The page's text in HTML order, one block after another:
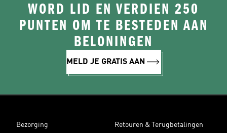
WORD LID EN VERDIEN 250
PUNTEN OM TE BESTEDEN AAN
BELONINGEN
MELD JE GRATIS AAN
Bezorging Retouren & Terugbetalingen